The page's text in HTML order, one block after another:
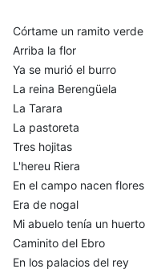
Córtame un ramito verde
Arriba la flor
Ya se murió el burro
La reina Berengüela
La Tarara
La pastoreta
Tres hojitas
L'hereu Riera
En el campo nacen flores
Era de nogal
Mi abuelo tenía un huerto
Caminito del Ebro
En los palacios del rey